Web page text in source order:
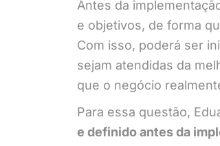
Antes da
e objetivos, de forma
Com isso, poderá ser
sejam atendidas da
que o negócio
Para essa questão,
e definido antes da